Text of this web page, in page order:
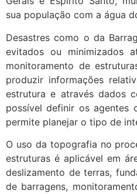
sua população com a água
Desastres como o da
evitados ou minimizados
monitoramento de
produzir informações
estrutura e através dados
possível definir os agentes
permite planejar o tipo de
O uso da topografia no
estruturas é aplicável em
deslizamento de terras,
de barragens,